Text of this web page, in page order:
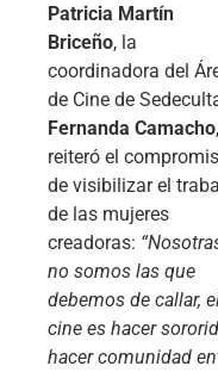
Patricia Martín
Briceño, la
coordinadora del
de Cine de
Fernanda Camacho,
reiteró el
de visibilizar el
de las mujeres
creadoras:
no somos las que
debemos de callar,
cine es hacer
hacer comunidad